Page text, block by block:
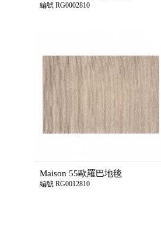
編號 RG0002810
Maison 55歐羅巴地毯
編號 RG0012810